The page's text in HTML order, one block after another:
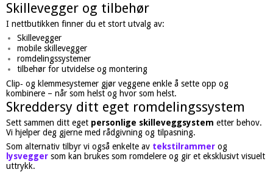
Skillevegger og tilbehør
I nettbutikken finner du et stort utvalg av:
Skillevegger
mobile skillevegger
romdelingssystemer
tilbehør for utvidelse og montering
Clip‑ og klemmesystemer gjør veggene enkle å sette opp og
kombinere – når som helst og hvor som helst.
Skreddersy ditt eget romdelingssystem
Sett sammen ditt eget personlige skilleveggsystem etter behov.
Vi hjelper deg gjerne med rådgivning og tilpasning.
Som alternativ tilbyr vi også enkelte av tekstilrammer og
lysvegger som kan brukes som romdelere og gir et eksklusivt visuelt
uttrykk.